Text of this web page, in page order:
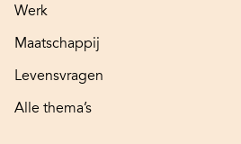
Werk
Maatschappij
Levensvragen
Alle thema’s